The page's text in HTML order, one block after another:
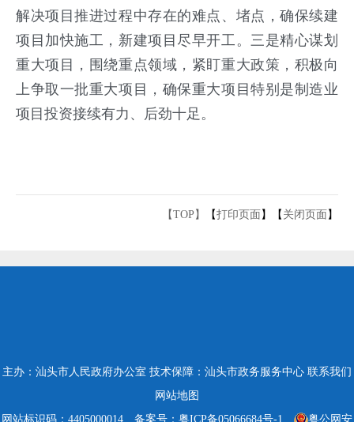
解决项目推进过程中存在的难点、堵点，确保续建
项目加快施工，新建项目尽早开工。三是精心谋划
重大项目，围绕重点领域，紧盯重大政策，积极向
上争取一批重大项目，确保重大项目特别是制造业
项目投资接续有力、后劲十足。
【TOP】 【打印页面 】【 关闭页面 】
主办：汕头市人民政府办公室 技术保障：汕头市政务服务中心 联系我们
网站地图
网站标识码：4405000014
备案号：粤ICP备05066684号-1 粤公网安